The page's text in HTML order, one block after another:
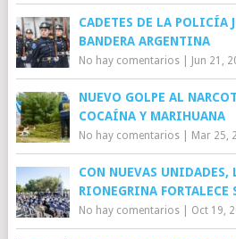
CADETES DE LA POLICÍA
BANDERA ARGENTINA
No hay comentarios| Jun 21,
NUEVO GOLPE AL
COCAÍNA Y MARIHUANA
No hay comentarios| Mar 25,
CON NUEVAS
RIONEGRINA FORTALECE
No hay comentarios| Oct 19,